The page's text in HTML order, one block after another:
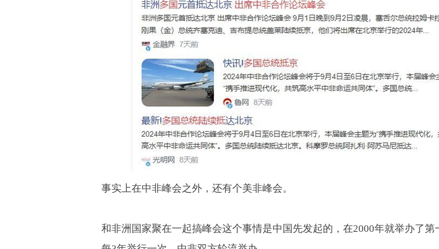
事实上在中非峰会之外，还有个美非峰会。
和非洲国家聚在一起搞峰会这个事情是中国先发起的，在2000年就举办了第